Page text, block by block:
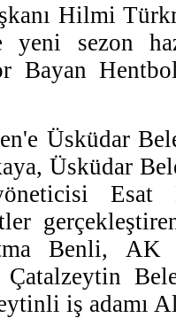
Hilmi
sezon
Bayan Hentbol
Üsküdar
Üsküdar
Esat
Benli, AK
Çatalzeytin
iş adamı